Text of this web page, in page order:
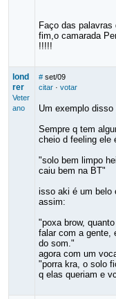
Faço das
fim,o camarada
!!!!!
lond
rer
Veter
ano
# set/09
citar· votar
Um exemplo
Sempre q tem
cheio d feeling ele
"solo bem limpo
caiu bem na BT"
isso aki é um belo
assim:
"poxa brow,
falar com a gente,
do som."
agora com um
"porra kra, o solo
q elas queriam e